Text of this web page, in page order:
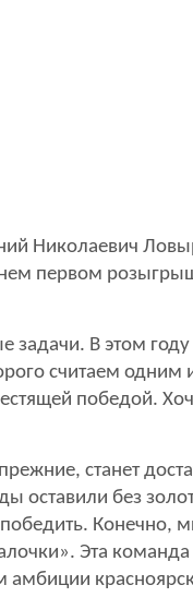
Николаевич
первом
В этом году
считаем одним
победой.
станет
оставили без
Конечно,
Эта команда
амбиции